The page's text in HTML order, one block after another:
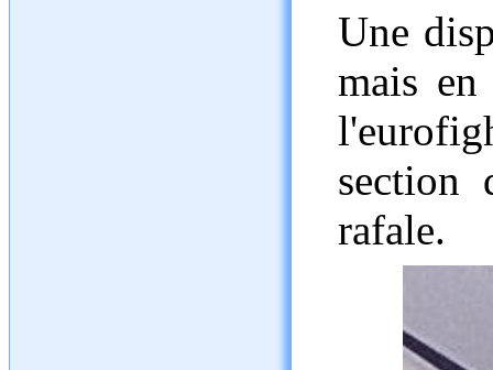
Une
mais
section
rafale.